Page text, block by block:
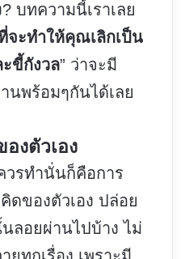
บทความนี้เราเลย
จะทำให้คุณเลิกเป็น
ขี้กังวล” ว่าจะมี
นพร้อมๆกันได้เลย
งตัวเอง
วรทำนั่นก็คือการ
ดของตัวเอง ปล่อย
ลอยผ่านไปบ้าง ไม่